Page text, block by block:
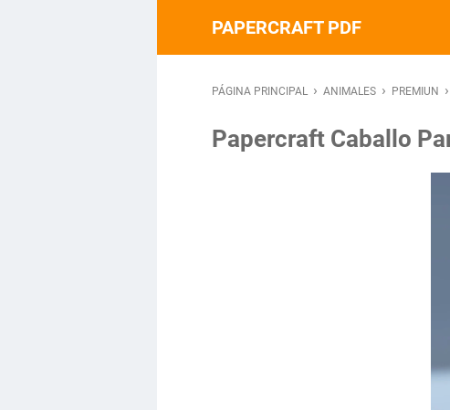
PAPERCRAFT PDF
PÁGINA PRINCIPAL › ANIMALES › PREMIUN ›
Papercraft Caballo